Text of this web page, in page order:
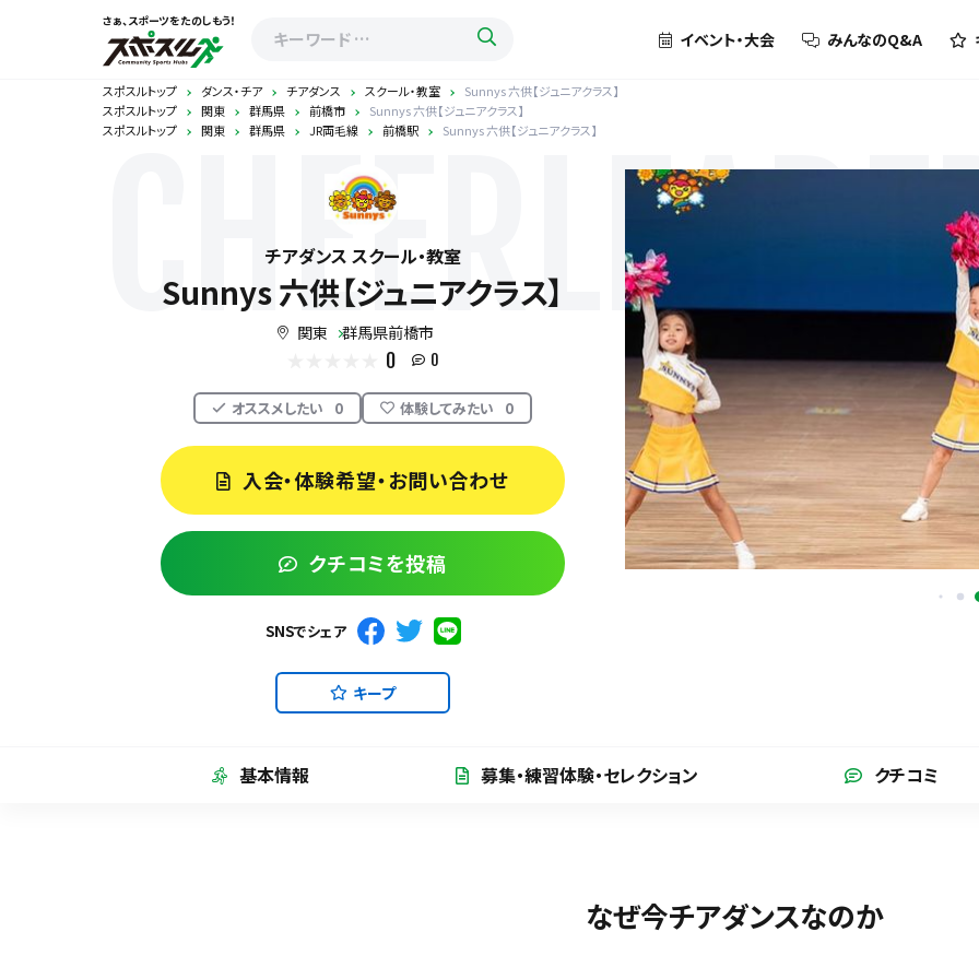
さぁ、スポーツをたのしもう！
イベント・大会 みんなのQ&A
スポスルトップ ダンス・チア チアダンス スクール・教室
Sunnys 六供【ジュニアクラス】
スポスルトップ
関東 群馬県 前橋市
Sunnys 六供【ジュニアクラス】
スポスルトップ
関東 群馬県 JR両毛線 前橋駅 Sunnys 六供【ジュニアクラス】
チアダンス スクール・教室
Sunnys 六供【ジュニアクラス】
関東 群馬県前橋市
0 0
オススメしたい 0 体験してみたい 0
入会・体験希望・お問い合わせ
クチコミを投稿
SNSでシェア
キープ
基本情報 募集・練習体験・セレクション クチコミ
なぜ今チアダンスなのか